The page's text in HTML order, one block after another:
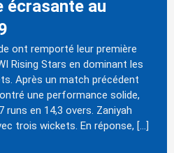
écrasante au
ont remporté leur première
Rising Stars en dominant les
Après un match précédent
une performance solide,
runs en 14,3 overs. Zaniyah
trois wickets. En réponse, […]